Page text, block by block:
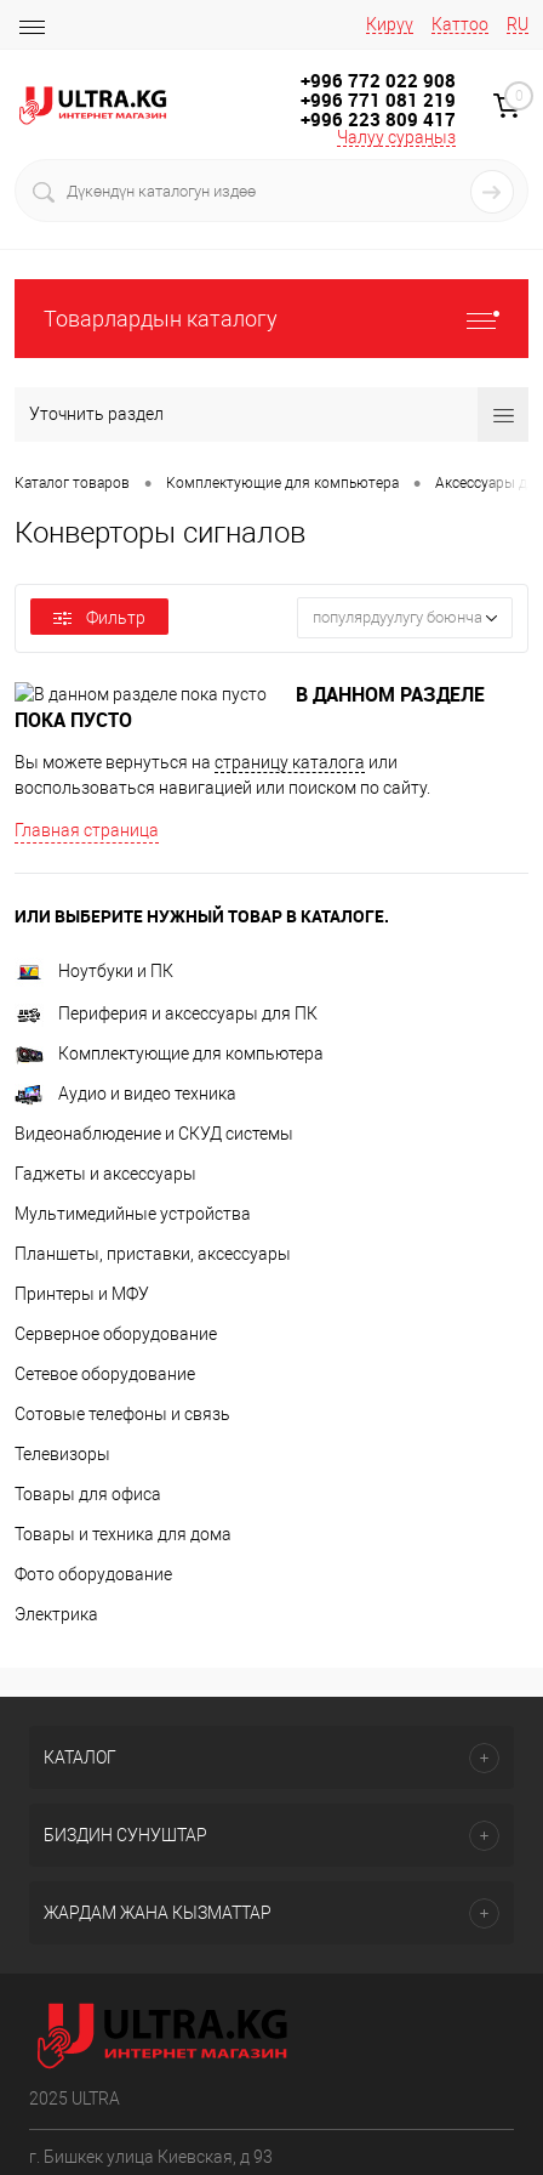
Кирүү Каттоо RU
+996 772 022 908
+996 771 081 219
+996 223 809 417
Чалуу сураңыз
0
Товарлардын каталогу
Уточнить раздел
Каталог товаров • Комплектующие для компьютера • Аксессуары
Конверторы сигналов
Фильтр популярдуулугу боюнча
В ДАННОМ РАЗДЕЛЕ
ПОКА ПУСТО
Вы можете вернуться на страницу каталога или
воспользоваться навигацией или поиском по сайту.
Главная страница
ИЛИ ВЫБЕРИТЕ НУЖНЫЙ ТОВАР В КАТАЛОГЕ.
Ноутбуки и ПК
Периферия и аксессуары для ПК
Комплектующие для компьютера
Аудио и видео техника
Видеонаблюдение и СКУД системы
Гаджеты и аксессуары
Мультимедийные устройства
Планшеты, приставки, аксессуары
Принтеры и МФУ
Серверное оборудование
Сетевое оборудование
Сотовые телефоны и связь
Телевизоры
Товары для офиса
Товары и техника для дома
Фото оборудование
Электрика
КАТАЛОГ
БИЗДИН СУНУШТАР
ЖАРДАМ ЖАНА КЫЗМАТТАР
2025 ULTRA
г. Бишкек улица Киевская, д 93